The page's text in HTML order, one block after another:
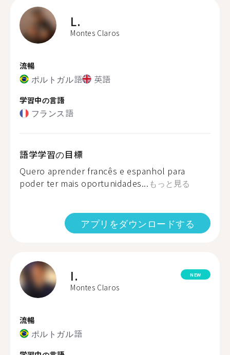
L.
Montes Claros
流暢
ポルトガル語 英語
学習中の言語
フランス語
語学学習の目標
Quero aprender francês e espanhol para
poder ter mais oportunidades... もっと見る
アプリをダウンロードする
I.
Montes Claros
NEW
流暢
ポルトガル語